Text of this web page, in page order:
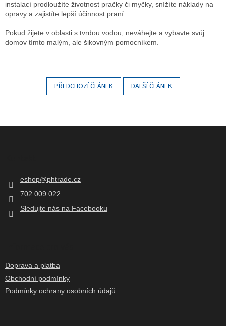
instalací prodloužíte životnost pračky či myčky, snížíte náklady na
opravy a zajistíte lepší účinnost praní.
Pokud žijete v oblasti s tvrdou vodou, neváhejte a vybavte svůj
domov tímto malým, ale šikovným pomocníkem.
PŘEDCHOZÍ ČLÁNEK DALŠÍ ČLÁNEK
eshop@phtrade.cz
702 009 022
Sledujte nás na Facebooku
Doprava a platba
Obchodní podmínky
Podmínky ochrany osobních údajů